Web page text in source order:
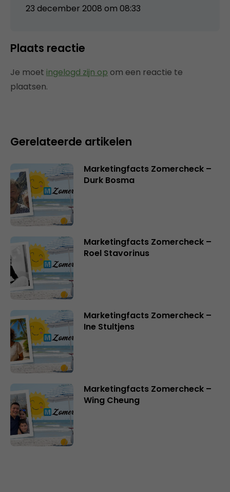
23 december 2008 om 08:33
Plaats reactie
Je moet ingelogd zijn op om een reactie te
plaatsen.
Gerelateerde artikelen
Marketingfacts Zomercheck –
Durk Bosma
Marketingfacts Zomercheck –
Roel Stavorinus
Marketingfacts Zomercheck –
Ine Stultjens
Marketingfacts Zomercheck –
Wing Cheung